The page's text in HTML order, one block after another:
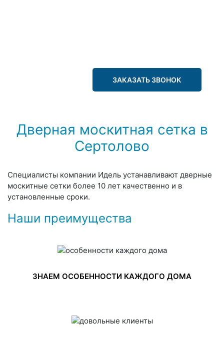
ЗАКАЗАТЬ ЗВОНОК
Дверная москитная сетка в
Сертолово
Специалисты компании Идель устанавливают дверные
москитные сетки более 10 лет качественно и в
установленные сроки.
Наши преимущества
ЗНАЕМ ОСОБЕННОСТИ КАЖДОГО ДОМА